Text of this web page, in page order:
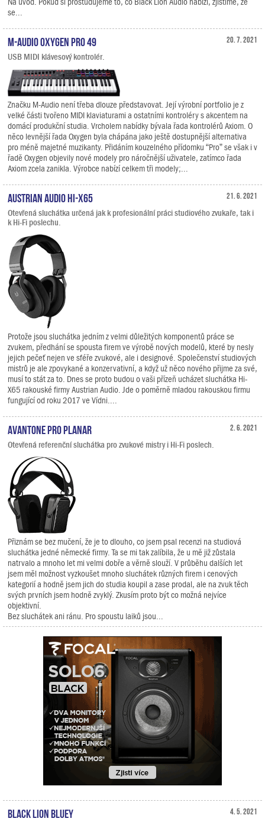
Na úvod. Pokud si prostudujeme to, co Black Lion Audio nabízí, zjistíme, že
se...
20. 7. 2021
M-Audio Oxygen Pro 49
USB MIDI klávesový kontrolér.
Značku M-Audio není třeba dlouze představovat. Její výrobní portfolio je z
velké části tvořeno MIDI klaviaturami a ostatními kontroléry s akcentem na
domácí produkční studia. Vrcholem nabídky bývala řada kontrolérů Axiom. O
něco levnější řada Oxygen byla chápána jako ještě dostupnější alternativa
pro méně majetné muzikanty. Přidáním kouzelného přídomku “Pro” se však i v
řadě Oxygen objevily nové modely pro náročnější uživatele, zatímco řada
Axiom zcela zanikla. Výrobce nabízí celkem tři modely;...
21. 6. 2021
Austrian Audio Hi-X65
Otevřená sluchátka určená jak k profesionální práci studiového zvukaře, tak i
k Hi-Fi poslechu.
Protože jsou sluchátka jedním z velmi důležitých komponentů práce se
zvukem, předhání se spousta firem ve výrobě nových modelů, které by nesly
jejich pečeť nejen ve sféře zvukové, ale i designové. Společenství studiových
mistrů je ale zpovykané a konzervativní, a když už něco nového přijme za své,
musí to stát za to. Dnes se proto budou o vaši přízeň ucházet sluchátka Hi-
X65 rakouské firmy Austrian Audio. Jde o poměrně mladou rakouskou firmu
fungující od roku 2017 ve Vídni....
2. 6. 2021
Avantone Pro Planar
Otevřená referenční sluchátka pro zvukové mistry i Hi-Fi poslech.
Přiznám se bez mučení, že je to dlouho, co jsem psal recenzi na studiová
sluchátka jedné německé firmy. Ta se mi tak zalíbila, že u mě již zůstala
natrvalo a mnoho let mi velmi dobře a věrně slouží. V průběhu dalších let
jsem měl možnost vyzkoušet mnoho sluchátek různých firem i cenových
kategorií a hodně jsem jich do studia koupil a zase prodal, ale na zvuk těch
svých prvních jsem hodně zvyklý. Zkusím proto být co možná nejvíce
objektivní.
Bez sluchátek ani ránu. Pro spoustu laiků jsou...
4. 5. 2021
Black Lion Bluey